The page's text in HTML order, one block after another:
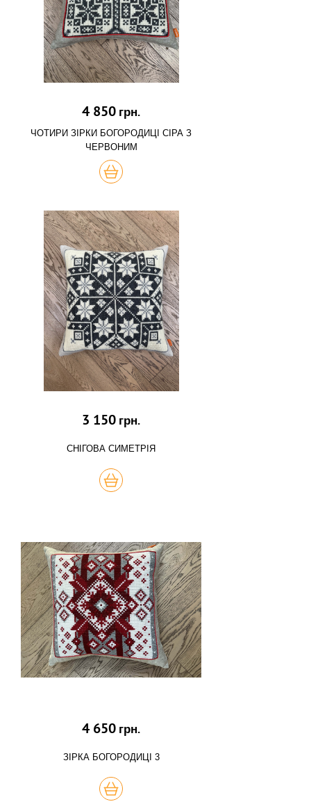
4 850 грн.
ЧОТИРИ ЗІРКИ БОГОРОДИЦІ СІРА З
ЧЕРВОНИМ
КУПИТЬ
3 150 грн.
СНІГОВА СИМЕТРІЯ
КУПИТЬ
4 650 грн.
ЗІРКА БОГОРОДИЦІ 3
КУПИТЬ